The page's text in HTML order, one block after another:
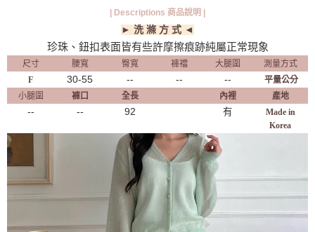
| Descriptions 商品說明 |
► 洗 滌 方 式 ◄
珍珠、鈕扣表面皆有些許摩擦痕跡純屬正常現象
尺寸 腰寬 臀寬 褲襠 大腿圍
測量方式
F
30-55 -- -- --
平量公分
小腿圍
褲口 全長 內裡 產地
-- -- 92 有
Made in
Korea